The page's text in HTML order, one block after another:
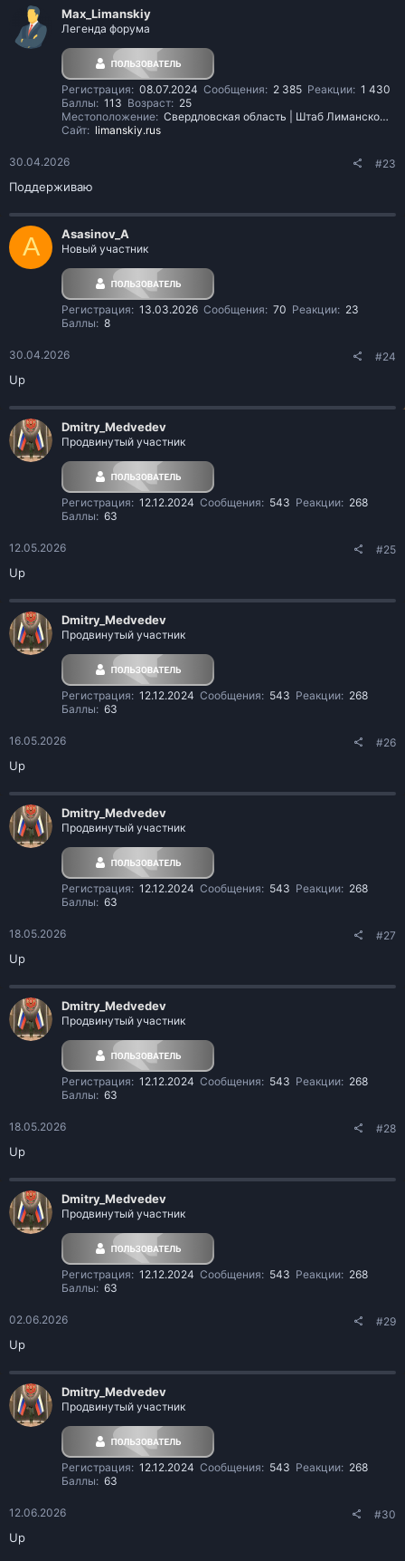
Max_Limanskiy
Легенда форума
Регистрация 08.07.2024 Сообщения 2 385 Реакции 1 430
Баллы
113 Возраст
25
Местоположение
Свердловская область | Штаб Лиманского
Сайт
limanskiy.rus
30.04.2026 #23
Поддерживаю
A Asasinov_A
Новый участник
Регистрация 13.03.2026 Сообщения 70 Реакции
23
Баллы
8
30.04.2026 #24
Up
Dmitry_Medvedev
Продвинутый участник
Регистрация 12.12.2024 Сообщения 543 Реакции
268
Баллы
63
12.05.2026 #25
Up
Dmitry_Medvedev
Продвинутый участник
Регистрация 12.12.2024 Сообщения 543 Реакции
268
Баллы
63
16.05.2026 #26
Up
Dmitry_Medvedev
Продвинутый участник
Регистрация 12.12.2024 Сообщения 543 Реакции
268
Баллы
63
18.05.2026 #27
Up
Dmitry_Medvedev
Продвинутый участник
Регистрация 12.12.2024 Сообщения 543 Реакции
268
Баллы
63
18.05.2026 #28
Up
Dmitry_Medvedev
Продвинутый участник
Регистрация 12.12.2024 Сообщения 543 Реакции
268
Баллы
63
02.06.2026 #29
Up
Dmitry_Medvedev
Продвинутый участник
Регистрация 12.12.2024 Сообщения 543 Реакции
268
Баллы
63
12.06.2026 #30
Up